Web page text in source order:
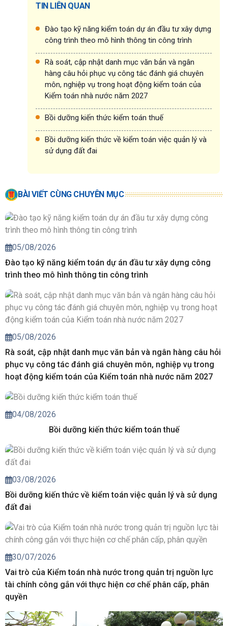
TIN LIÊN QUAN
Đào tạo kỹ năng kiểm toán dự án đầu tư xây dựng
công trình theo mô hình thông tin công trình
Rà soát, cập nhật danh mục văn bản và ngân
hàng câu hỏi phục vụ công tác đánh giá chuyên
môn, nghiệp vụ trong hoạt động kiểm toán của
Kiểm toán nhà nước năm 2027
Bồi dưỡng kiến thức kiểm toán thuế
Bồi dưỡng kiến thức về kiểm toán việc quản lý và
sử dụng đất đai
BÀI VIẾT CÙNG CHUYÊN MỤC
05/08/2026
Đào tạo kỹ năng kiểm toán dự án đầu tư xây dựng công
trình theo mô hình thông tin công trình
05/08/2026
Rà soát, cập nhật danh mục văn bản và ngân hàng câu hỏi
phục vụ công tác đánh giá chuyên môn, nghiệp vụ trong
hoạt động kiểm toán của Kiểm toán nhà nước năm 2027
04/08/2026
Bồi dưỡng kiến thức kiểm toán thuế
03/08/2026
Bồi dưỡng kiến thức về kiểm toán việc quản lý và sử dụng
đất đai
30/07/2026
Vai trò của Kiểm toán nhà nước trong quản trị nguồn lực
tài chính công gắn với thực hiện cơ chế phân cấp, phân
quyền